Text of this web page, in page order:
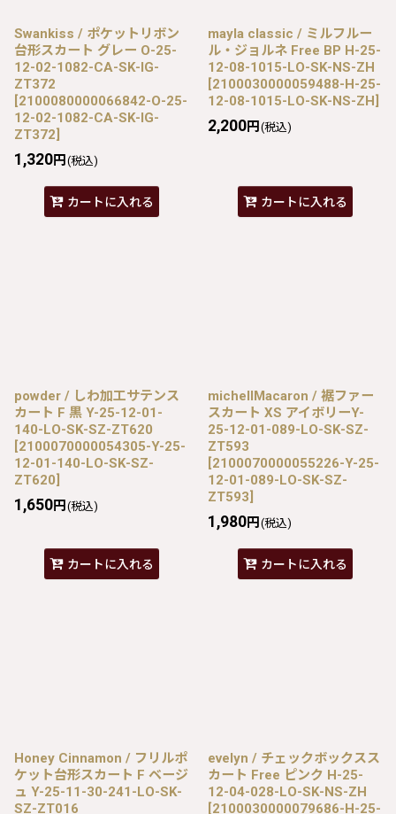
Swankiss / ポケットリボン
台形スカート グレー O-25-
12-02-1082-CA-SK-IG-
ZT372
[2100080000066842-O-25-
12-02-1082-CA-SK-IG-
ZT372]
1,320円 (税込)
カートに入れる
mayla classic / ミルフルー
ル・ジョルネ Free BP H-25-
12-08-1015-LO-SK-NS-ZH
[2100030000059488-H-25-
12-08-1015-LO-SK-NS-ZH]
2,200円 (税込)
カートに入れる
powder / しわ加工サテンス
カート F 黒 Y-25-12-01-
140-LO-SK-SZ-ZT620
[2100070000054305-Y-25-
12-01-140-LO-SK-SZ-
ZT620]
1,650円 (税込)
カートに入れる
michellMacaron / 裾ファー
スカート XS アイボリーY-
25-12-01-089-LO-SK-SZ-
ZT593
[2100070000055226-Y-25-
12-01-089-LO-SK-SZ-
ZT593]
1,980円 (税込)
カートに入れる
Honey Cinnamon / フリルポ
ケット台形スカート F ベージ
ュ Y-25-11-30-241-LO-SK-
SZ-ZT016
evelyn / チェックボックスス
カート Free ピンク H-25-
12-04-028-LO-SK-NS-ZH
[2100030000079686-H-25-